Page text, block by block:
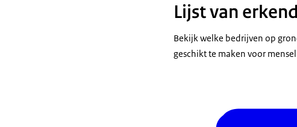
Lijst van
Bekijk welke bedrijven op
geschikt te maken voor